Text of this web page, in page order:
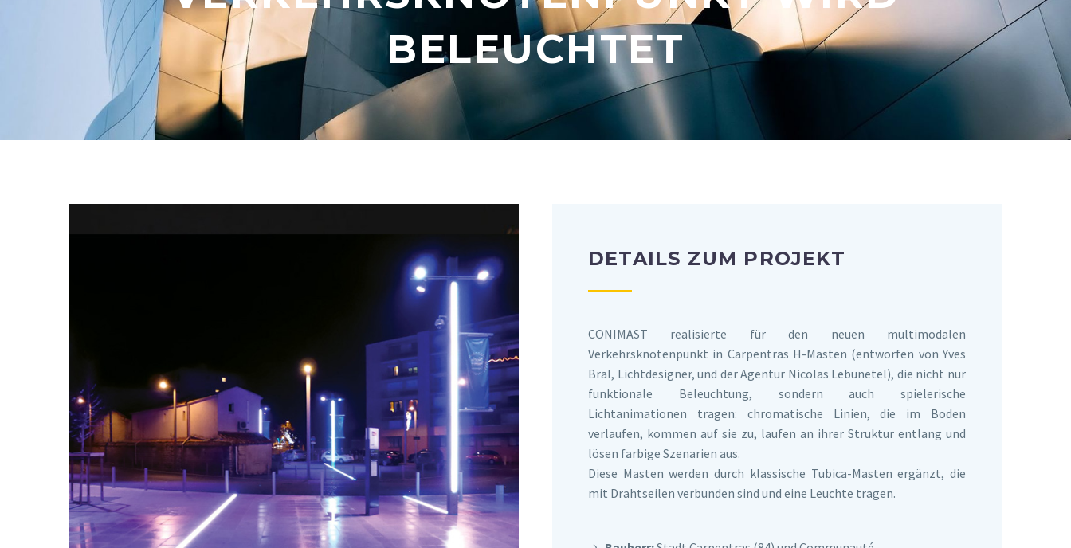
BELEUCHTET
DETAILS ZUM PROJEKT
CONIMAST realisierte für den neuen multimodalen
Verkehrsknotenpunkt in Carpentras H-Masten (entworfen von Yves
Bral, Lichtdesigner, und der Agentur Nicolas Lebunetel), die nicht nur
funktionale Beleuchtung, sondern auch spielerische
Lichtanimationen tragen: chromatische Linien, die im Boden
verlaufen, kommen auf sie zu, laufen an ihrer Struktur entlang und
lösen farbige Szenarien aus.
Diese Masten werden durch klassische Tubica-Masten ergänzt, die
mit Drahtseilen verbunden sind und eine Leuchte tragen.